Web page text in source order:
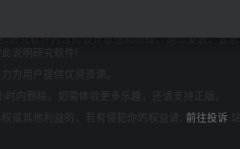
非法用途，否则，一切后果请用户自负。本站信
该程序，请支持正版软件，购买注册，得到更好
究软件内含的设计思想和原理，通过安装、显
说明研究软件!
为用户提供优资资源。
内删除。如需体验更多乐趣，还请支持正版。
或其他利益的，若有侵犯你的权益请: 前往投诉